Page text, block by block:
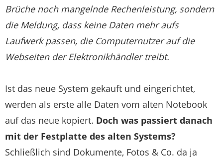
Brüche noch mangelnde Rechenleistung, sondern
die Meldung, dass keine Daten mehr aufs
Laufwerk passen, die Computernutzer auf die
Webseiten der Elektronikhändler treibt.
Ist das neue System gekauft und eingerichtet,
werden als erste alle Daten vom alten Notebook
auf das neue kopiert. Doch was passiert danach
mit der Festplatte des alten Systems?
Schließlich sind Dokumente, Fotos & Co. da ja